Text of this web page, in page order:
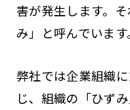
害が発生します。
み」と呼んでいます
弊社では企業組織
じ、組織の「ひず